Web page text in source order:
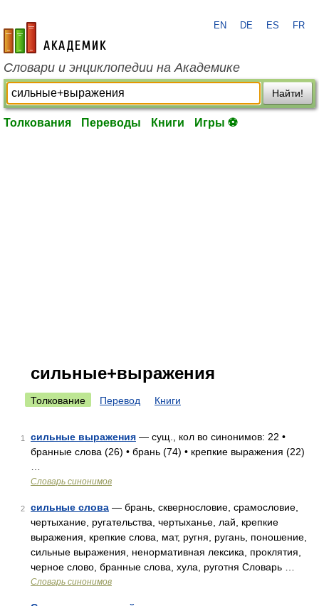
academic.ru
EN DE ES FR
Словари и энциклопедии на Академике
Найти!
Толкования Переводы Книги Игры ⚽
сильные+выражения
Толкование Перевод Книги
1 сильные выражения — сущ., кол во синонимов: 22 •
бранные слова (26) • брань (74) • крепкие выражения (22)
Словарь синонимов
2 сильные слова — брань, сквернословие, срамословие,
чертыхание, ругательства, чертыханье, лай, крепкие
выражения, крепкие слова, мат, ругня, ругань, поношение,
сильные выражения, ненормативная лексика, проклятия,
черное слово, бранные слова, хула, руготня Словарь …
Словарь синонимов